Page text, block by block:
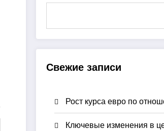
Свежие записи
Рост курса евро по
Ключевые изменения в